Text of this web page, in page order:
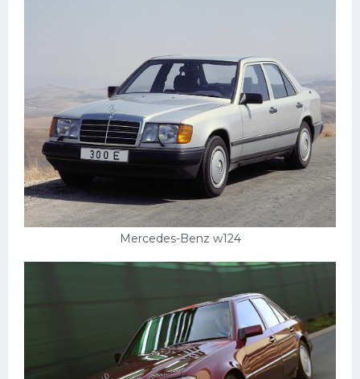
Mercedes-Benz w124
Гараж
Русские авто
Вольво
БМВ
МАЗ
Дэу